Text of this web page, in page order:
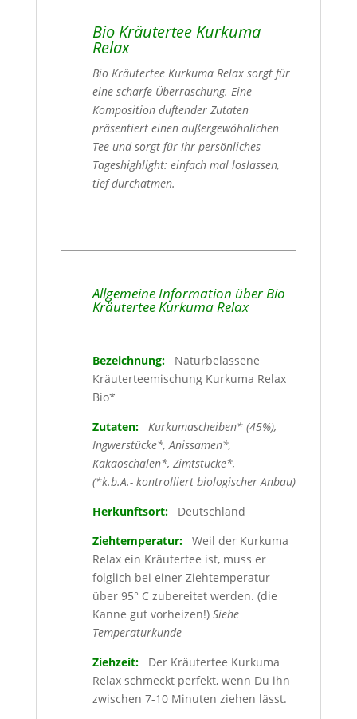
Bio Kräutertee Kurkuma
Relax
Bio Kräutertee Kurkuma Relax sorgt für
eine scharfe Überraschung. Eine
Komposition duftender Zutaten
präsentiert einen außergewöhnlichen
Tee und sorgt für Ihr persönliches
Tageshighlight: einfach mal loslassen,
tief durchatmen.
Allgemeine Information über Bio
Kräutertee Kurkuma Relax
Bezeichnung:
Naturbelassene
Kräuterteemischung Kurkuma Relax
Bio*
Zutaten:
Kurkumascheiben* (45%),
Ingwerstücke*, Anissamen*,
Kakaoschalen*, Zimtstücke*,
(*k.b.A.- kontrolliert biologischer Anbau)
Herkunftsort:
Deutschland
Ziehtemperatur:
Weil der Kurkuma
Relax ein Kräutertee ist, muss er
folglich bei einer Ziehtemperatur
über 95° C zubereitet werden. (die
Kanne gut vorheizen!) Siehe
Temperaturkunde
Ziehzeit: Der Kräutertee Kurkuma
Relax schmeckt perfekt, wenn Du ihn
zwischen 7-10 Minuten ziehen lässt.